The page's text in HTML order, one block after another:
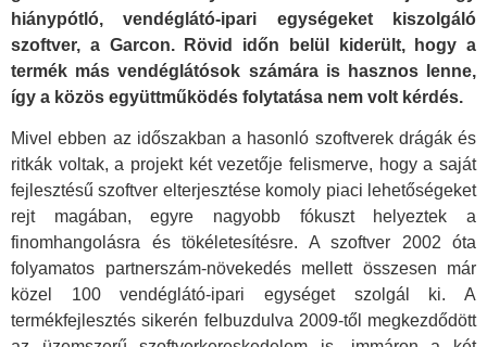
hiánypótló, vendéglátó-ipari egységeket kiszolgáló
szoftver, a Garcon. Rövid időn belül kiderült, hogy a
termék más vendéglátósok számára is hasznos lenne,
így a közös együttműködés folytatása nem volt kérdés.
Mivel ebben az időszakban a hasonló szoftverek drágák és
ritkák voltak, a projekt két vezetője felismerve, hogy a saját
fejlesztésű szoftver elterjesztése komoly piaci lehetőségeket
rejt magában, egyre nagyobb fókuszt helyeztek a
finomhangolásra és tökéletesítésre. A szoftver 2002 óta
folyamatos partnerszám-növekedés mellett összesen már
közel 100 vendéglátó-ipari egységet szolgál ki. A
termékfejlesztés sikerén felbuzdulva 2009-től megkezdődött